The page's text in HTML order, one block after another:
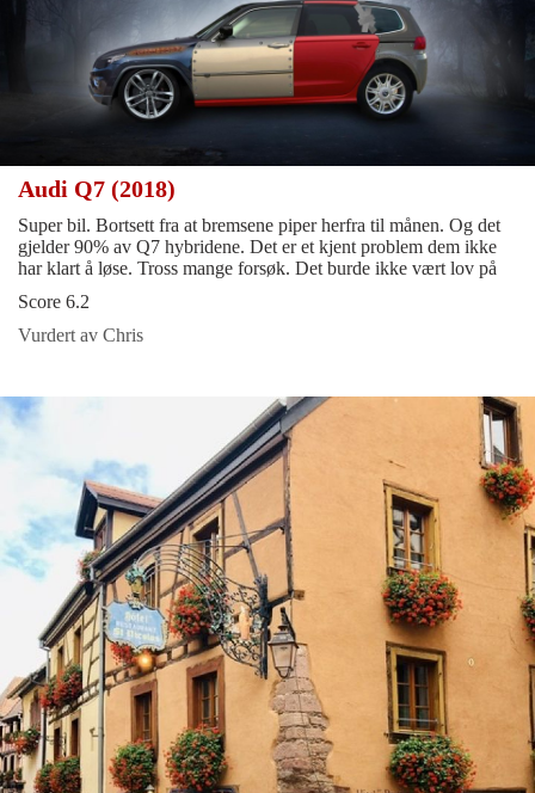
Audi Q7 (2018)
Super bil. Bortsett fra at bremsene piper herfra til månen. Og det
gjelder 90% av Q7 hybridene. Det er et kjent problem dem ikke
har klart å løse. Tross mange forsøk. Det burde ikke vært lov på
Score 6.2
Vurdert av Chris